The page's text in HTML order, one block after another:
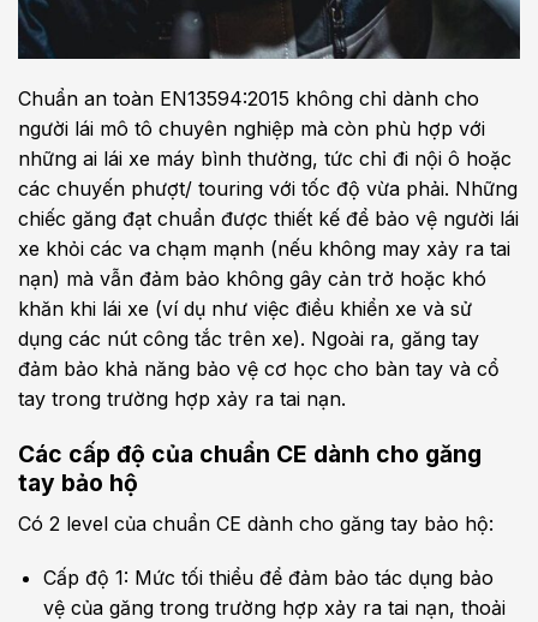
Chuẩn an toàn EN13594:2015 không chỉ dành cho
người lái mô tô chuyên nghiệp mà còn phù hợp với
những ai lái xe máy bình thường, tức chỉ đi nội ô hoặc
các chuyến phượt/ touring với tốc độ vừa phải. Những
chiếc găng đạt chuẩn được thiết kế để bảo vệ người lái
xe khỏi các va chạm mạnh (nếu không may xảy ra tai
nạn) mà vẫn đảm bảo không gây cản trở hoặc khó
khăn khi lái xe (ví dụ như việc điều khiển xe và sử
dụng các nút công tắc trên xe). Ngoài ra, găng tay
đảm bảo khả năng bảo vệ cơ học cho bàn tay và cổ
tay trong trường hợp xảy ra tai nạn.
Các cấp độ của chuẩn CE dành cho găng
tay bảo hộ
Có 2 level của chuẩn CE dành cho găng tay bảo hộ:
Cấp độ 1: Mức tối thiểu để đảm bảo tác dụng bảo
vệ của găng trong trường hợp xảy ra tai nạn, thoải